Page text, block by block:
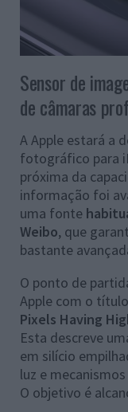
Sensor de
de câmaras
A Apple estará a
fotográfico para
próxima da
informação foi
uma fonte
Weibo, que
bastante
O ponto de
Apple com o título
Pixels Having
Esta descreve
em silício
luz e
O objetivo é